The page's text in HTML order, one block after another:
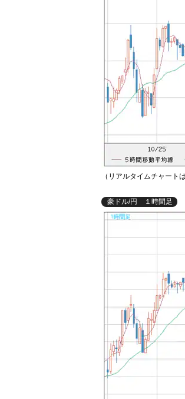
（リアルタイムチャート
豪ドル/円 １時間足